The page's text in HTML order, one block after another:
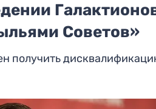
Советов»
получить